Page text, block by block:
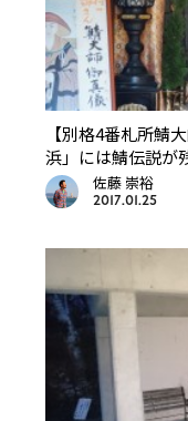
【別格4番札所鯖
浜」には鯖伝説が
佐藤 崇裕
2017.01.25